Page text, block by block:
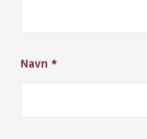
Navn *